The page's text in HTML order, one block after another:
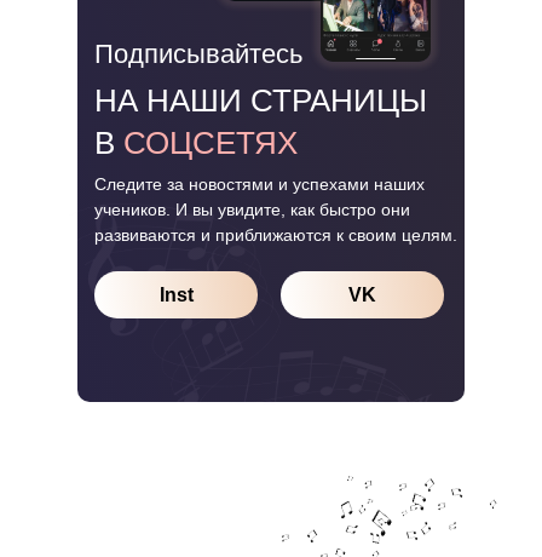
Подписывайтесь
НА НАШИ СТРАНИЦЫ
В СОЦСЕТЯХ
Следите за новостями и успехами наших
учеников. И вы увидите, как быстро они
развиваются и приближаются к своим целям.
Inst VK